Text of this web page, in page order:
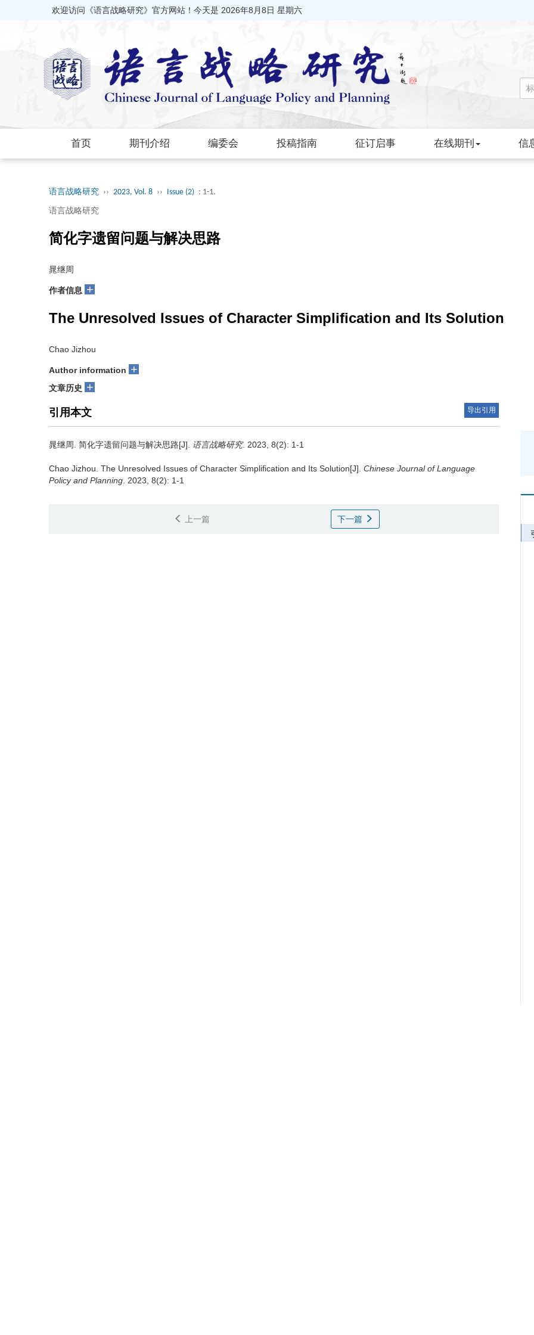
欢迎访问《语言战略研究》官方网站！今天是 2026年8月8日 星期六
首页 期刊介绍 编委会 投稿指南 征订启事 在线期刊 信
语言战略研究 ›› 2023, Vol. 8 ›› Issue (2) : 1-1.
语言战略研究
简化字遗留问题与解决思路
晁继周
作者信息 +
The Unresolved Issues of Character Simplification and Its Solution
Chao Jizhou
Author information +
文章历史 +
引用本文 导出引用
晁继周. 简化字遗留问题与解决思路[J]. 语言战略研究. 2023, 8(2): 1-1
Chao Jizhou. The Unresolved Issues of Character Simplification and Its Solution[J]. Chinese Journal of Language
Policy and Planning . 2023, 8(2): 1-1
上一篇
下一篇